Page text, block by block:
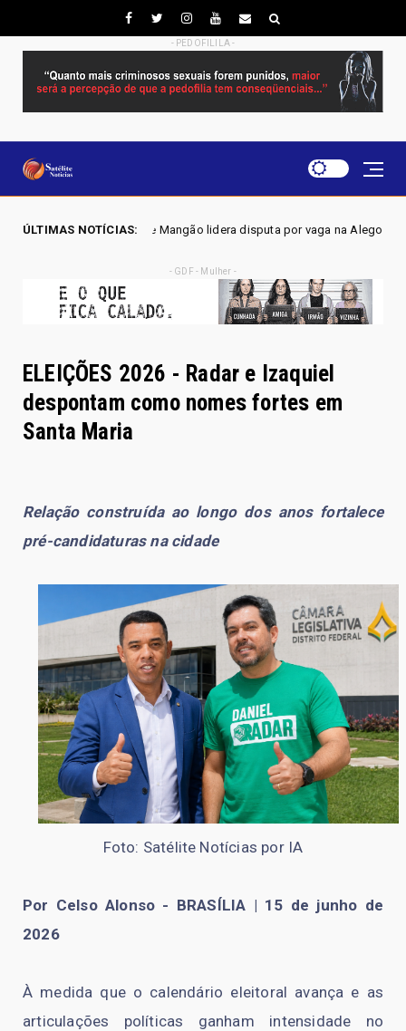
- PEDOFILILA -
ÚLTIMAS NOTÍCIAS:
lidera disputa por vaga na Alego em Novo Gama, aponta pesquisa
- GDF - Mulher -
ELEIÇÕES 2026 - Radar e Izaquiel
despontam como nomes fortes em
Santa Maria
Relação construída ao longo dos anos fortalece
pré-candidaturas na cidade
Foto: Satélite Notícias por IA
Por Celso Alonso - BRASÍLIA | 15 de junho de
2026
À medida que o calendário eleitoral avança e as
articulações políticas ganham intensidade no